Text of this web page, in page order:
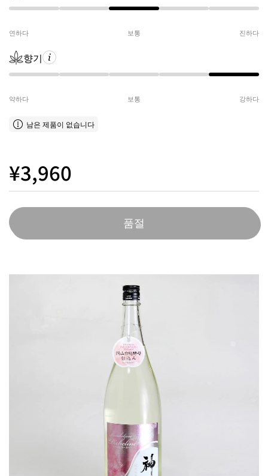
연하다 보통 진하다
향기
약하다 보통 강하다
남은 제품이 없습니다
¥3,960
품절